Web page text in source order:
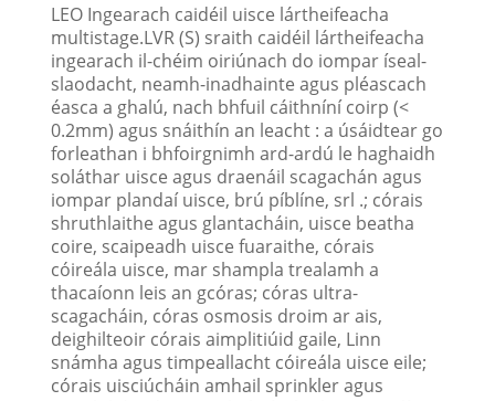
LEO Ingearach caidéil uisce lártheifeacha
multistage.LVR (S) sraith caidéil lártheifeacha
ingearach il-chéim oiriúnach do iompar íseal-
slaodacht, neamh-inadhainte agus pléascach
éasca a ghalú, nach bhfuil cáithníní coirp (<
0.2mm) agus snáithín an leacht : a úsáidtear go
forleathan i bhfoirgnimh ard-ardú le haghaidh
soláthar uisce agus draenáil scagachán agus
iompar plandaí uisce, brú píblíne, srl .; córais
shruthlaithe agus glantacháin, uisce beatha
coire, scaipeadh uisce fuaraithe, córais
cóireála uisce, mar shampla trealamh a
thacaíonn leis an gcóras; córas ultra-
scagacháin, córas osmosis droim ar ais,
deighilteoir córais aimplitiúid gaile, Linn
snámha agus timpeallacht cóireála uisce eile;
córais uisciúcháin amhail sprinkler agus